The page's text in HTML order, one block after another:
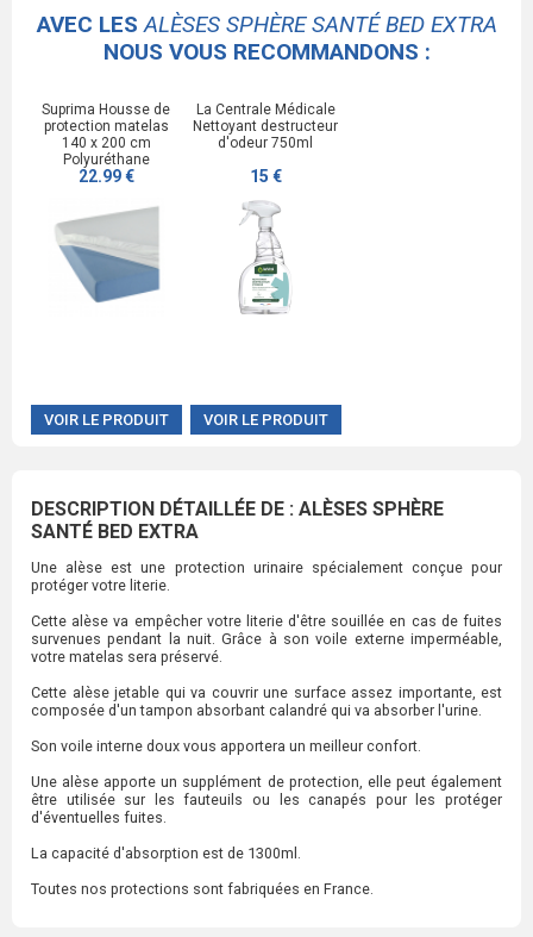
AVEC LES ALÈSES SPHÈRE SANTÉ BED EXTRA
NOUS VOUS RECOMMANDONS :
Suprima Housse de
protection matelas
140 x 200 cm
Polyuréthane
22.99 €
VOIR LE PRODUIT
La Centrale Médicale
Nettoyant destructeur
d'odeur 750ml
15 €
VOIR LE PRODUIT
DESCRIPTION DÉTAILLÉE DE : ALÈSES SPHÈRE
SANTÉ BED EXTRA
Une alèse est une protection urinaire spécialement conçue pour
protéger votre literie.
Cette alèse va empêcher votre literie d'être souillée en cas de fuites
survenues pendant la nuit. Grâce à son voile externe imperméable,
votre matelas sera préservé.
Cette alèse jetable qui va couvrir une surface assez importante, est
composée d'un tampon absorbant calandré qui va absorber l'urine.
Son voile interne doux vous apportera un meilleur confort.
Une alèse apporte un supplément de protection, elle peut également
être utilisée sur les fauteuils ou les canapés pour les protéger
d'éventuelles fuites.
La capacité d'absorption est de 1300ml.
Toutes nos protections sont fabriquées en France.